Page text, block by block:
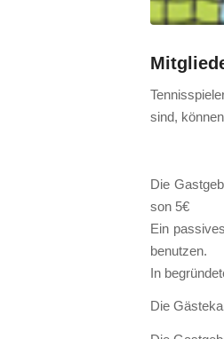
sind,
Die
son 5€
Ein
benut­zen.
In
Die